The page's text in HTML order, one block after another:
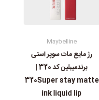
Maybelline
رژ مایع مات سوپر استی‌
برندمیبلین کد 320 |
320Super stay matte
ink liquid lip